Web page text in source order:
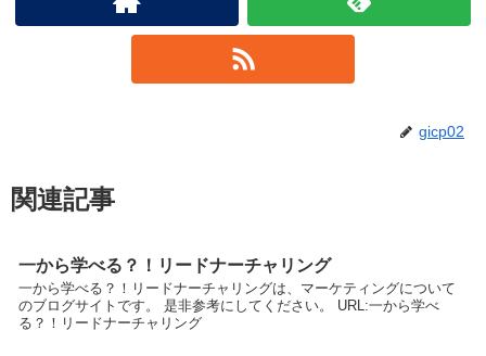
gicp02
関連記事
一から学べる？！リードナーチャリング
一から学べる？！リードナーチャリングは、マーケティングについて
のブログサイトです。 是非参考にしてください。 URL:一から学べ
る？！リードナーチャリング